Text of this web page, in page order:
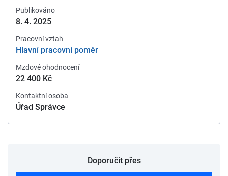
Publikováno
8. 4. 2025
Pracovní vztah
Hlavní pracovní poměr
Mzdové ohodnocení
22 400 Kč
Kontaktní osoba
Úřad Správce
Doporučit přes